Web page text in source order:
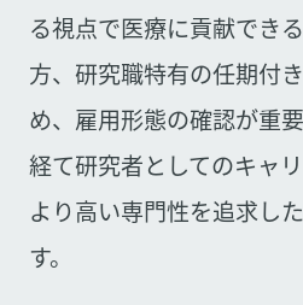
る視点で医療に貢献でき
方、研究職特有の任期付
め、雇用形態の確認が重
経て研究者としてのキャ
より高い専門性を追求し
す。